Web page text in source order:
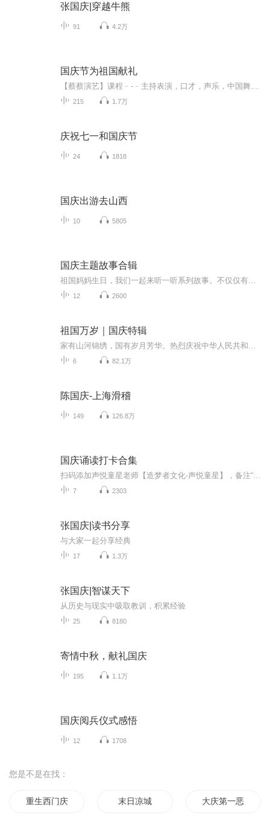
张国庆|穿越牛熊
91 4.2万
国庆节为祖国献礼
215 1.7万
庆祝七一和国庆节
24 1818
国庆出游去山西
10 5805
国庆主题故事合辑
12 2600
祖国万岁｜国庆特辑
6 82.1万
陈国庆-上海滑稽
149 126.8万
国庆诵读打卡合集
7 2303
张国庆|读书分享
与大家一起分享经典
17 1.3万
张国庆|智谋天下
从历史与现实中吸取教训，积累经验
25 8180
寄情中秋，献礼国庆
195 1.1万
国庆阅兵仪式感悟
12 1708
您是不是在找：
重生西门庆 末日凉城 大庆第一恶